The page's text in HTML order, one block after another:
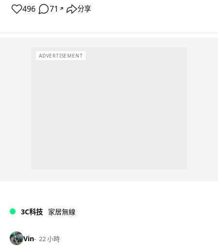
496 71 ↗ 分享
ADVERTISEMENT
3C科技 家居無線
Vin 22 小時